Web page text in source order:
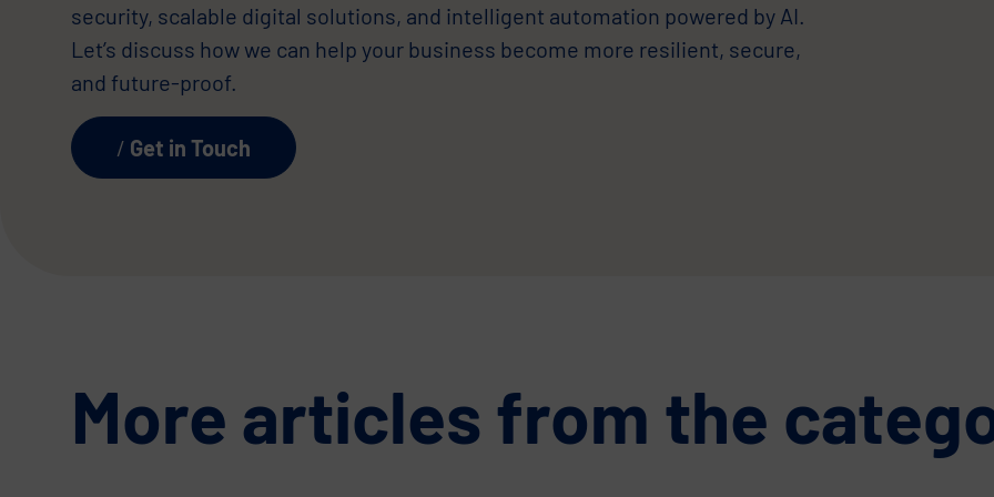
security, scalable digital solutions, and intelligent automation powered by AI.
Let’s discuss how we can help your business become more resilient, secure,
and future-proof.
Get in Touch
More articles from the